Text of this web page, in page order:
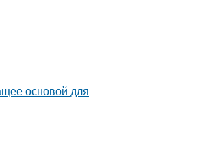
основой для